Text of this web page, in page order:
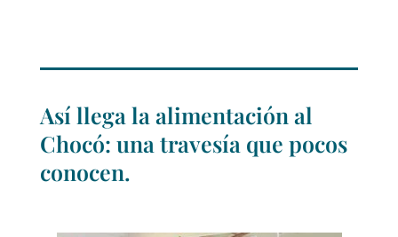
Así llega la alimentación al
Chocó: una travesía que pocos
conocen.